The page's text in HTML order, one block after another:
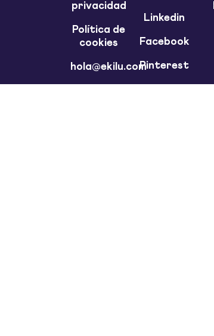
privacidad
Política de
cookies
hola@ekilu.com
Linkedin
Facebook
Pinterest